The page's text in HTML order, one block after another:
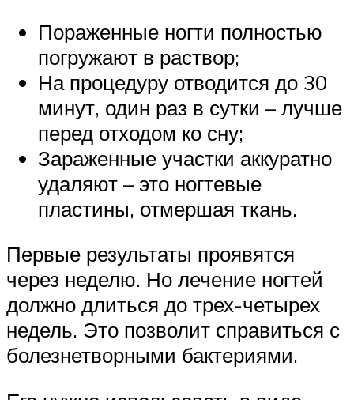
Пораженные ногти полностью
погружают в раствор;
На процедуру отводится до 30
минут, один раз в сутки – лучше
перед отходом ко сну;
Зараженные участки аккуратно
удаляют – это ногтевые
пластины, отмершая ткань.
Первые результаты проявятся
через неделю. Но лечение ногтей
должно длиться до трех-четырех
недель. Это позволит справиться с
болезнетворными бактериями.